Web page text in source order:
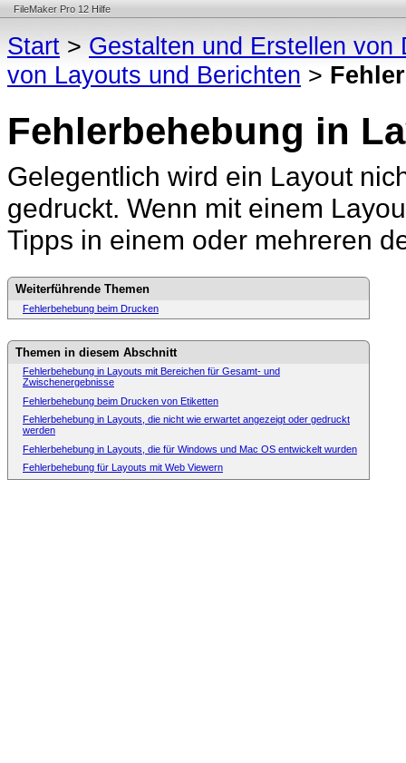
FileMaker Pro 12 Hilfe
Start > Gestalten und Erstellen von
von Layouts und Berichten >
Fehlerbehebung in
Gelegentlich wird ein Layout
gedruckt. Wenn mit einem
Tipps in einem oder mehreren
Weiterführende Themen
Fehlerbehebung beim Drucken
Themen in diesem Abschnitt
Fehlerbehebung in Layouts mit Bereichen für Gesamt- und
Zwischenergebnisse
Fehlerbehebung beim Drucken von Etiketten
Fehlerbehebung in Layouts, die nicht wie erwartet angezeigt oder gedruckt
werden
Fehlerbehebung in Layouts, die für Windows und Mac OS entwickelt wurden
Fehlerbehebung für Layouts mit Web Viewern